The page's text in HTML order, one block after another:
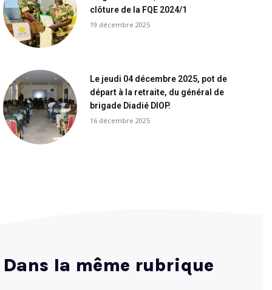
clôture de la FQE 2024/1
19 décembre 2025
Le jeudi 04 décembre 2025, pot de
départ à la retraite, du général de
brigade Diadié DIOP.
16 décembre 2025
Dans la même rubrique